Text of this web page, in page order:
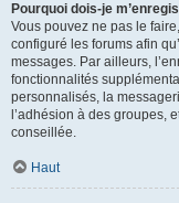
Pourquoi dois-je
Vous pouvez ne pas le
configuré les forums afin
messages. Par ailleurs,
fonctionnalités
personnalisés, la
l’adhésion à des groupes,
conseillée.
Haut